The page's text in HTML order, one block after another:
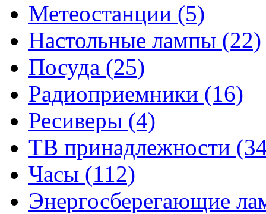
Метеостанции (5)
Настольные лампы (22)
Посуда (25)
Радиоприемники (16)
Ресиверы (4)
ТВ принадлежности
Часы (112)
Энергосберегающие